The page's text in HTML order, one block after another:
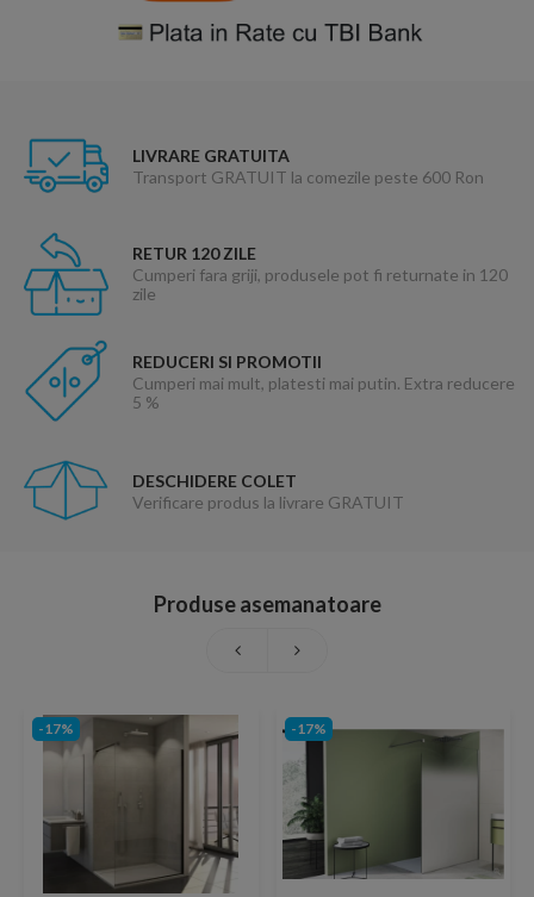
LIVRARE GRATUITA
Transport GRATUIT la comezile peste 600 Ron
RETUR 120 ZILE
Cumperi fara griji, produsele pot fi returnate in 120
zile
REDUCERI SI PROMOTII
Cumperi mai mult, platesti mai putin. Extra reducere
5 %
DESCHIDERE COLET
Verificare produs la livrare GRATUIT
Produse asemanatoare
-17% -17%